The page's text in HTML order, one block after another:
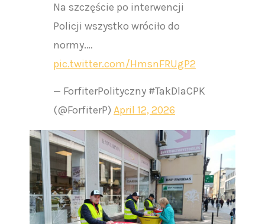
Na szczęście po interwencji
Policji wszystko wróciło do
normy.…
pic.twitter.com/HmsnFRUgP2
— ForfiterPolityczny #TakDlaCPK
(@ForfiterP) April 12, 2026